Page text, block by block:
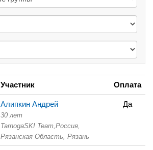
Участник Оплата
Алипкин Андрей
30 лет
TarnogaSKI Team, Россия,
Рязанская Область, Рязань
Да